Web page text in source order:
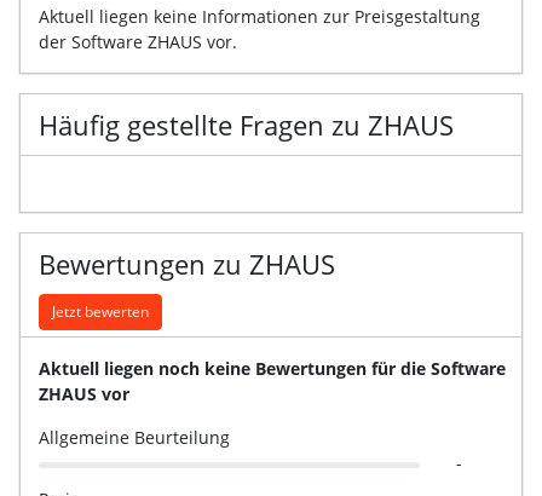
Aktuell liegen keine Informationen zur Preisgestaltung
der Software ZHAUS vor.
Häufig gestellte Fragen zu ZHAUS
Bewertungen zu ZHAUS
Jetzt bewerten
Aktuell liegen noch keine Bewertungen für die Software
ZHAUS vor
Allgemeine Beurteilung
-